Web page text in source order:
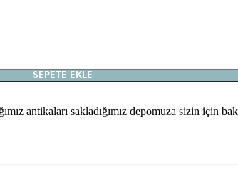
SEPETE EKLE
antikaları sakladığımız depomuza sizin için